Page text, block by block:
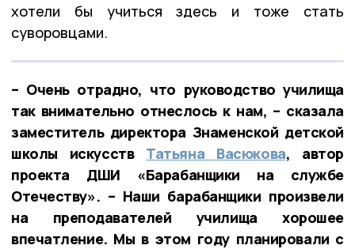
хотели бы учиться здесь и тоже стать
суворовцами.
– Очень отрадно, что руководство училища
так внимательно отнеслось к нам, – сказала
заместитель директора Знаменской детской
школы искусств Татьяна Васюкова, автор
проекта ДШИ «Барабанщики на службе
Отечеству». – Наши барабанщики произвели
на преподавателей училища хорошее
впечатление. Мы в этом году планировали с